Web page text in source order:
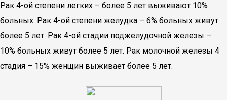
Рак 4-ой степени легких – более 5 лет выживают 10%
больных. Рак 4-ой степени желудка – 6% больных живут
более 5 лет. Рак 4-ой стадии поджелудочной железы –
10% больных живут более 5 лет. Рак молочной железы 4
стадия – 15% женщин выживает более 5 лет.